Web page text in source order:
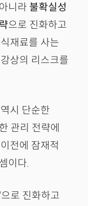
니라 불확실성
으로 진화하고
재료를 사는
상의 리스크를
시 단순한
관리 전략에
전에 잠재적
이다.
로 진화하고